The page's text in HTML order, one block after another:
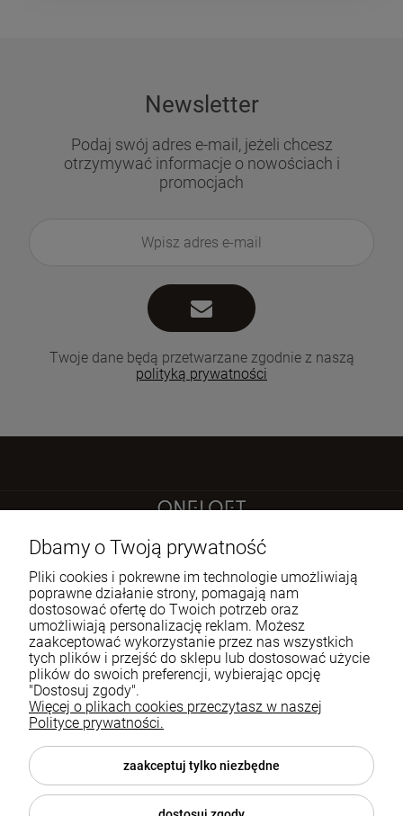
Newsletter
Podaj swój adres e-mail, jeżeli chcesz
otrzymywać informacje o nowościach i
promocjach
Twoje dane będą przetwarzane zgodnie z naszą
polityką prywatności
Sokoła 21 LU 2
722 335 445
biuro@oneloft.pl
Pomoc
Płatności i dostawa
Informacje
Dbamy o Twoją prywatność
Pliki cookies i pokrewne im technologie umożliwiają
poprawne działanie strony, pomagają nam
dostosować ofertę do Twoich potrzeb oraz
umożliwiają personalizację reklam. Możesz
zaakceptować wykorzystanie przez nas wszystkich
tych plików i przejść do sklepu lub dostosować użycie
plików do swoich preferencji, wybierając opcję
"Dostosuj zgody".
Więcej o plikach cookies przeczytasz w naszej
Polityce prywatności.
zaakceptuj tylko niezbędne